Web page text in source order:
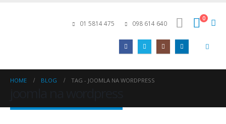
01 5814 475 098 614 640
0
HOME BLOG TAG - JOOMLA NA WORDPRESS